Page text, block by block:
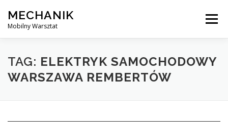
content
MECHANIK
Mobilny Warsztat
Menu
MOBILNY MECHANIK ELEKTRYK SAMOCHODOWY
TAG: ELEKTRYK SAMOCHODOWY
WARSZAWA REMBERTÓW